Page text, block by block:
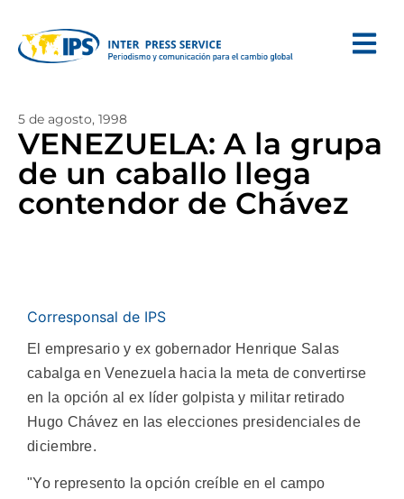
5 de agosto, 1998
VENEZUELA: A la grupa
de un caballo llega
contendor de Chávez
Corresponsal de IPS
El empresario y ex gobernador Henrique Salas
cabalga en Venezuela hacia la meta de convertirse
en la opción al ex líder golpista y militar retirado
Hugo Chávez en las elecciones presidenciales de
diciembre.
"Yo represento la opción creíble en el campo